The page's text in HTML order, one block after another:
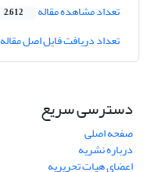
تعداد مشاهده مقاله 2,612
تعداد دریافت فایل اصل مقاله
دسترسی سریع
صفحه اصلی
درباره نشریه
اعضای هیات تحریریه